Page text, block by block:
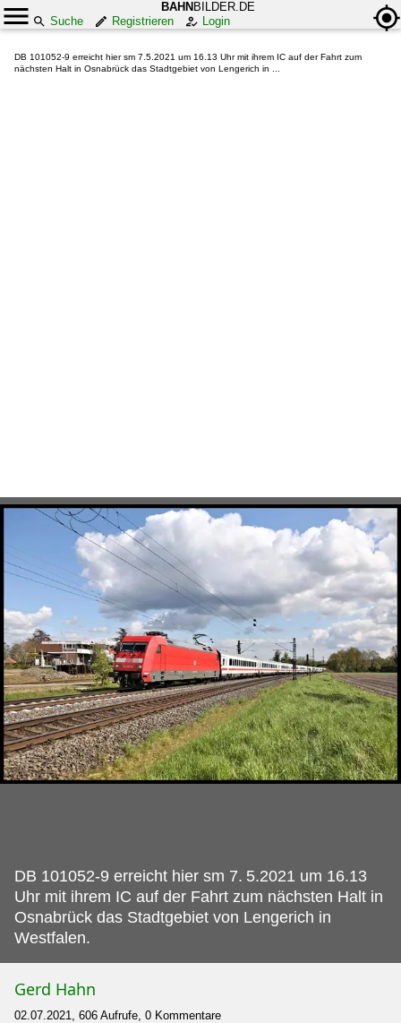
BAHN BILDER.DE
Suche
Registrieren Login
DB 101052-9 erreicht hier sm 7.5.2021 um 16.13 Uhr mit ihrem IC auf der Fahrt zum
nächsten Halt in Osnabrück das Stadtgebiet von Lengerich in ...
DB 101052-9 erreicht hier sm 7. 5.2021 um 16.13
Uhr mit ihrem IC auf der Fahrt zum nächsten Halt in
Osnabrück das Stadtgebiet von Lengerich in
Westfalen.
Gerd Hahn
02.07.2021, 606 Aufrufe, 0 Kommentare